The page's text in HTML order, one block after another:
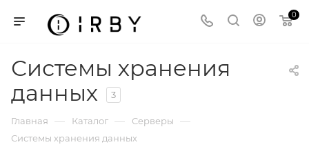
0
Системы хранения
данных
3
Главная — Каталог — Серверы —
Системы хранения данных